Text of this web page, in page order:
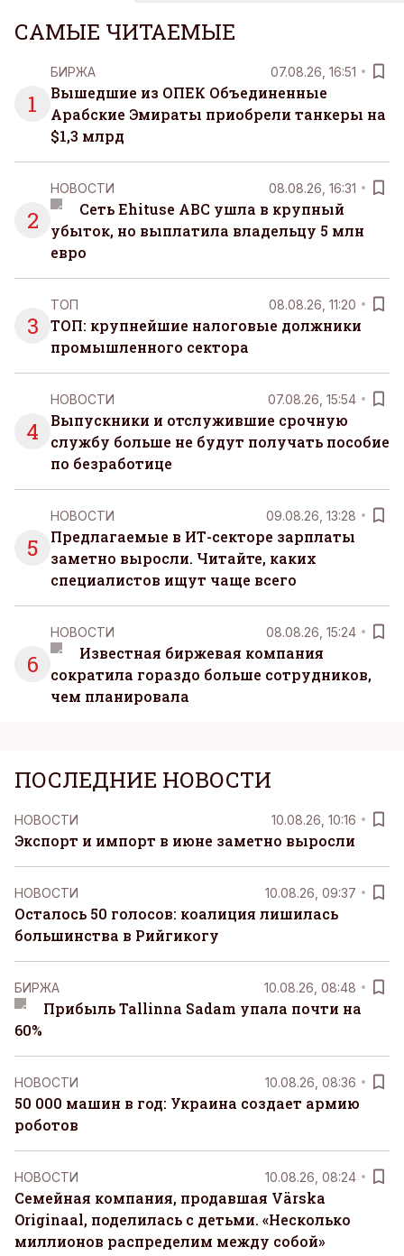
САМЫЕ ЧИТАЕМЫЕ
1
БИРЖА 07.08.26, 16:51
Вышедшие из ОПЕК Объединенные
Арабские Эмираты приобрели танкеры на
$1,3 млрд
2
НОВОСТИ 08.08.26, 16:31
Сеть Ehituse ABC ушла в крупный
убыток, но выплатила владельцу 5 млн
евро
3
ТОП 08.08.26, 11:20
ТОП: крупнейшие налоговые должники
промышленного сектора
4
НОВОСТИ 07.08.26, 15:54
Выпускники и отслужившие срочную
службу больше не будут получать пособие
по безработице
5
НОВОСТИ 09.08.26, 13:28
Предлагаемые в ИТ-секторе зарплаты
заметно выросли. Читайте, каких
специалистов ищут чаще всего
6
НОВОСТИ 08.08.26, 15:24
Известная биржевая компания
сократила гораздо больше сотрудников,
чем планировала
ПОСЛЕДНИЕ НОВОСТИ
НОВОСТИ 10.08.26, 10:16
Экспорт и импорт в июне заметно выросли
НОВОСТИ 10.08.26, 09:37
Осталось 50 голосов: коалиция лишилась
большинства в Рийгикогу
БИРЖА 10.08.26, 08:48
Прибыль Tallinna Sadam упала почти на
60%
НОВОСТИ 10.08.26, 08:36
50 000 машин в год: Украина создает армию
роботов
НОВОСТИ 10.08.26, 08:24
Семейная компания, продавшая Värska
Originaal, поделилась с детьми. «Несколько
миллионов распределим между собой»